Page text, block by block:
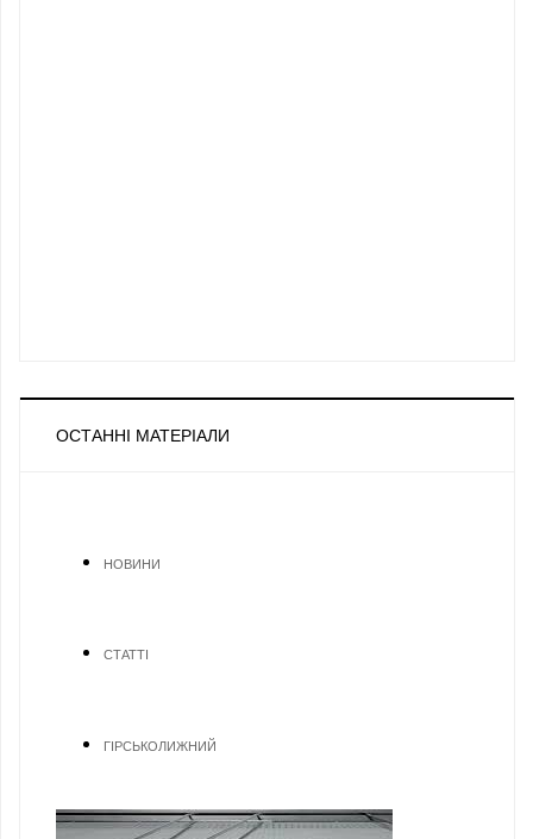
ОСТАННІ МАТЕРІАЛИ
НОВИНИ
СТАТТІ
ГІРСЬКОЛИЖНИЙ